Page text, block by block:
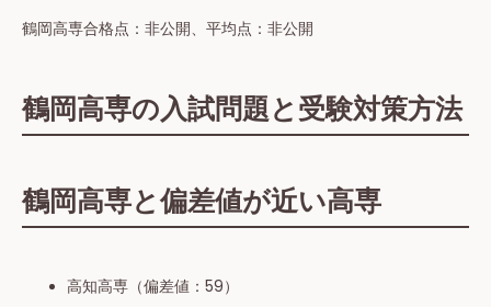
鶴岡高専合格点：非公開、平均点：非公開
鶴岡高専の入試問題と受験対策方法
鶴岡高専と偏差値が近い高専
高知高専（偏差値：59）